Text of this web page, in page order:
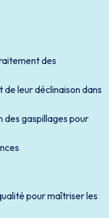
des
leur déclinaison dans
des gaspillages pour
pour maîtriser les